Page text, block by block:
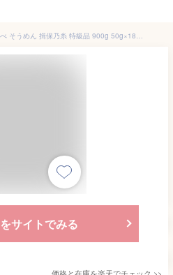
【ふるさと納税】AA2 手延べ そうめん 揖保乃糸 特級品 900g 50g×18束 【 そうめん ギフト 新物 特級 黒帯 いぼのいと 素麺 そうめん そーめん ソーメン 木箱 化粧箱 揖保の糸 自宅用 贈答 】
サイトでみる